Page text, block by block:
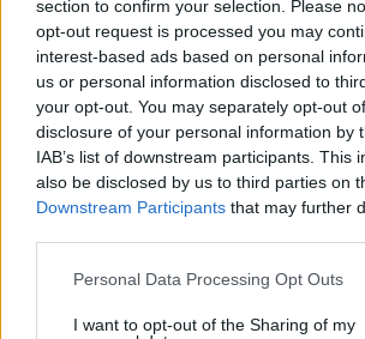
section to confirm your selection. Please
opt-out request is processed you may
interest-based ads based on personal
us or personal information disclosed to
your opt-out. You may separately opt-out
disclosure of your personal information by
IAB’s list of downstream participants. This
also be disclosed by us to third parties on
Downstream Participants that may further
Please note that this website/app uses one
not limited to your visit or usage behaviour.
Personal Data Processing Opt Outs
I want to opt-out of the Sharing of my
Το μέλλον της τεχνολογίας
27.07.2026, 06:00
Η Smart φοιτητική κατοικία στην καρδιά
03.08.2026, 10:56
Επαγγελματική Εκπαίδευση &
σε Bάζει στην Aγορά Eργασίας
26.07.2026, 09:54